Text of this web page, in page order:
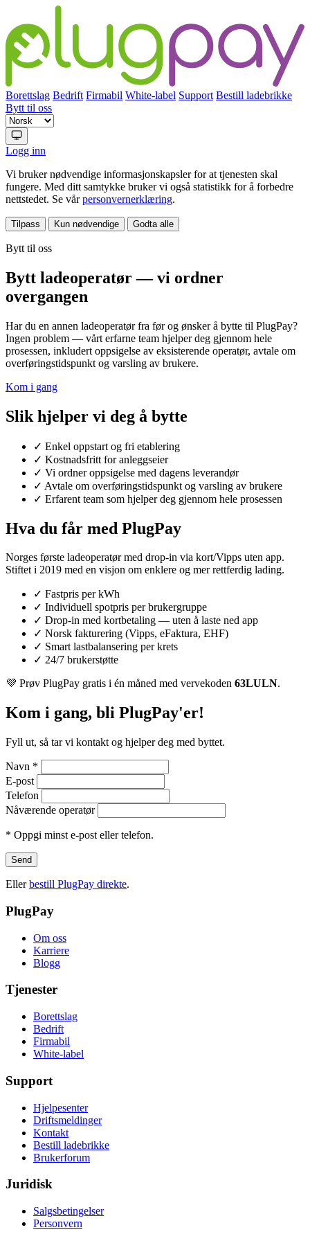
Borettslag Bedrift Firmabil White-label Support Bestill ladebrikke
Bytt til oss
Logg inn
Vi bruker nødvendige informasjonskapsler for at tjenesten skal
fungere. Med ditt samtykke bruker vi også statistikk for å forbedre
nettstedet. Se vårpersonvernerklæring.
Tilpass Kun nødvendige Godta alle
Bytt til oss
Bytt ladeoperatør — vi ordner
overgangen
Har du en annen ladeoperatør fra før og ønsker å bytte til PlugPay?
Ingen problem — vårt erfarne team hjelper deg gjennom hele
prosessen, inkludert oppsigelse av eksisterende operatør, avtale om
overføringstidspunkt og varsling av brukere.
Kom i gang
Slik hjelper vi deg å bytte
✓ Enkel oppstart og fri etablering
✓ Kostnadsfritt for anleggseier
✓ Vi ordner oppsigelse med dagens leverandør
✓ Avtale om overføringstidspunkt og varsling av brukere
✓ Erfarent team som hjelper deg gjennom hele prosessen
Hva du får med PlugPay
Norges første ladeoperatør med drop-in via kort/Vipps uten app.
Stiftet i 2019 med en visjon om enklere og mer rettferdig lading.
✓ Fastpris per kWh
✓ Individuell spotpris per brukergruppe
✓ Drop-in med kortbetaling — uten å laste ned app
✓ Norsk fakturering (Vipps, eFaktura, EHF)
✓ Smart lastbalansering per krets
✓ 24/7 brukerstøtte
💜 Prøv PlugPay gratis i én måned med vervekoden 63LULN.
Kom i gang, bli PlugPay'er!
Fyll ut, så tar vi kontakt og hjelper deg med byttet.
Navn *
E-post
Telefon
Nåværende operatør
* Oppgi minst e-post eller telefon.
Send
Ellerbestill PlugPay direkte.
PlugPay
Om oss
Karriere
Blogg
Tjenester
Borettslag
Bedrift
Firmabil
White-label
Support
Hjelpesenter
Driftsmeldinger
Kontakt
Bestill ladebrikke
Brukerforum
Juridisk
Salgsbetingelser
Personvern